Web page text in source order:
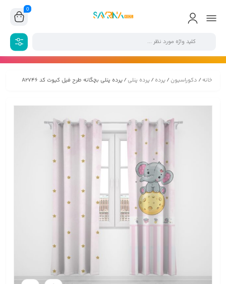
0
خانه/ دکوراسیون/پرده/پرده پنلی/ پرده پنلی بچگانه طرح فیل کیوت کد A2746